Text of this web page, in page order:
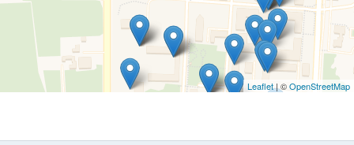
Leaflet| ©OpenStreetMap